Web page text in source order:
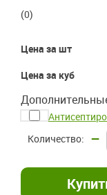
(0)
Цена за шт
Цена за куб
–